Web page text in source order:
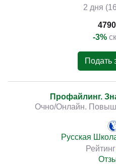
2 дня
-3%
Подать
Профайлинг.
Очно/Онлайн.
Русская
Рейтинг